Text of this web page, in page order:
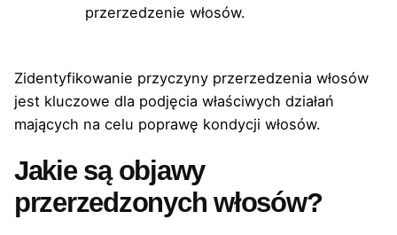
przerzedzenie włosów.
Zidentyfikowanie przyczyny przerzedzenia włosów
jest kluczowe dla podjęcia właściwych działań
mających na celu poprawę kondycji włosów.
Jakie są objawy
przerzedzonych włosów?